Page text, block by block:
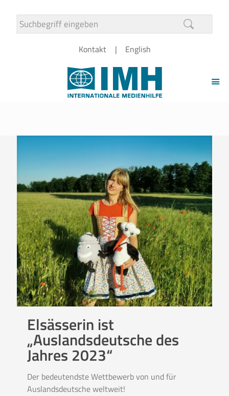
Kontakt English
Elsässerin ist
„Auslandsdeutsche des
Jahres 2023“
Der bedeutendste Wettbewerb von und für
Auslandsdeutsche weltweit!